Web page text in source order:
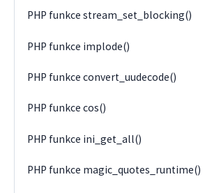
PHP funkce stream_set_blocking()
PHP funkce implode()
PHP funkce convert_uudecode()
PHP funkce cos()
PHP funkce ini_get_all()
PHP funkce magic_quotes_runtime()